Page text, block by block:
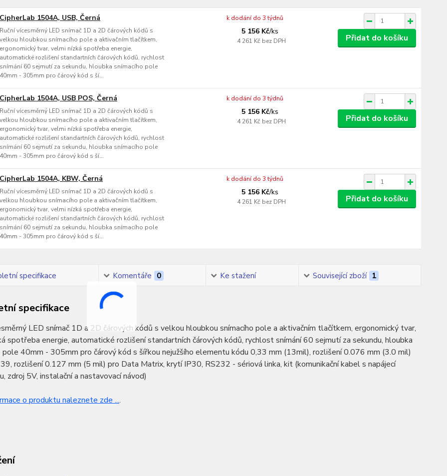
1504A, USB, Černá
vícesměrný LED snímač 1D a 2D čárových kódů s
hloubkou snímacího pole a aktivačním tlačítkem,
tvar, velmi nízká spotřeba energie,
rozlišení standartních čárových kódů, rychlost
60 sejmutí za sekundu, hloubka snímacího pole
- 305mm pro čárový kód s ší...
5 156 Kč/ks
4 261 Kč bez DPH
k dodání do 3 týdnů
Přidat do košíku
1504A, USB POS, Černá
vícesměrný LED snímač 1D a 2D čárových kódů s
hloubkou snímacího pole a aktivačním tlačítkem,
tvar, velmi nízká spotřeba energie,
rozlišení standartních čárových kódů, rychlost
60 sejmutí za sekundu, hloubka snímacího pole
- 305mm pro čárový kód s ší...
5 156 Kč/ks
4 261 Kč bez DPH
k dodání do 3 týdnů
Přidat do košíku
1504A, KBW, Černá
vícesměrný LED snímač 1D a 2D čárových kódů s
hloubkou snímacího pole a aktivačním tlačítkem,
tvar, velmi nízká spotřeba energie,
rozlišení standartních čárových kódů, rychlost
60 sejmutí za sekundu, hloubka snímacího pole
- 305mm pro čárový kód s ší...
5 156 Kč/ks
4 261 Kč bez DPH
k dodání do 3 týdnů
Přidat do košíku
specifikace Komentáře 0 Ke stažení Související zboží 1
specifikace
LED snímač 1D a 2D čárových kódů s velkou hloubkou snímacího pole a aktivačním tlačítkem, ergonomický tvar,
spotřeba energie, automatické rozlišení standartních čárových kódů, rychlost snímání 60 sejmutí za sekundu, hloubka
pole 40mm - 305mm pro čárový kód s šířkou nejužšího elementu kódu 0,33 mm (13mil), rozlišení 0.076 mm (3.0 mil)
rozlišení 0.127 mm (5 mil) pro Data Matrix, krytí IP30, RS232 - sériová linka, kit (komunikační kabel s napájecí
zdroj 5V, instalační a nastavovací návod)
o produktu naleznete zde ....